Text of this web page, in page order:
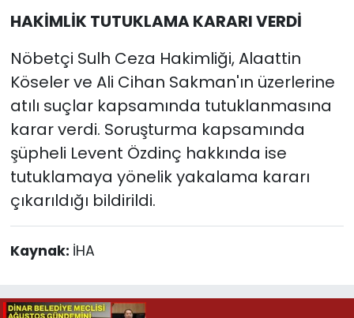
HAKİMLİK TUTUKLAMA KARARI VERDİ
Nöbetçi Sulh Ceza Hakimliği, Alaattin
Köseler ve Ali Cihan Sakman'ın üzerlerine
atılı suçlar kapsamında tutuklanmasına
karar verdi. Soruşturma kapsamında
şüpheli Levent Özdinç hakkında ise
tutuklamaya yönelik yakalama kararı
çıkarıldığı bildirildi.
Kaynak: İHA